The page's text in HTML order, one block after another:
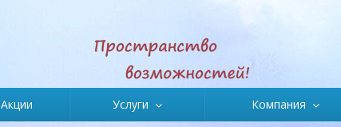
Акции Услуги Компания